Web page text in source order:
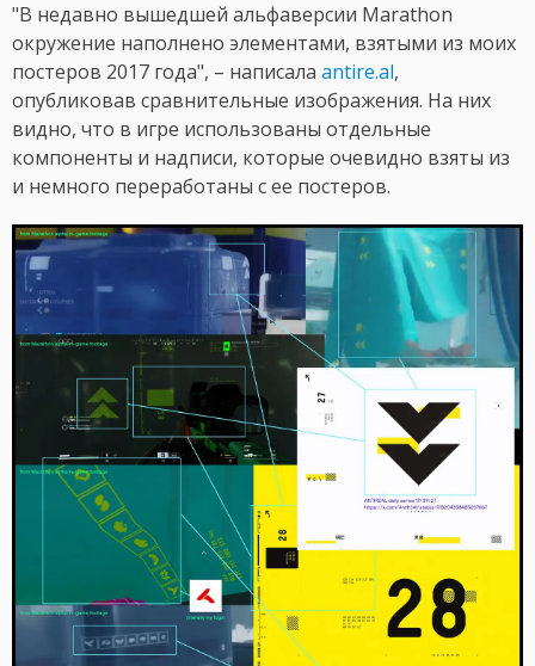
"В недавно вышедшей альфаверсии Marathon
окружение наполнено элементами, взятыми из моих
постеров 2017 года", – написала antire.al,
опубликовав сравнительные изображения. На них
видно, что в игре использованы отдельные
компоненты и надписи, которые очевидно взяты из
и немного переработаны с ее постеров.